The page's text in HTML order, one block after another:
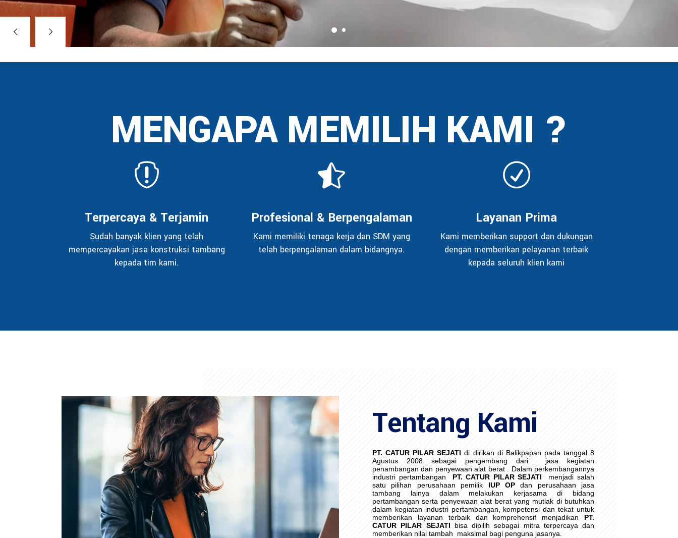
MENGAPA MEMILIH KAMI ?
Terpercaya & Terjamin
Sudah banyak klien yang telah
mempercayakan jasa konstruksi tambang
kepada tim kami.
Profesional & Berpengalaman
Kami memiliki tenaga kerja dan SDM yang
telah berpengalaman dalam bidangnya.
Layanan Prima
Kami memberikan support dan dukungan
dengan memberikan pelayanan terbaik
kepada seluruh klien kami
Tentang Kami
PT. CATUR PILAR SEJATI di dirikan di Balikpapan pada tanggal 8
Agustus 2008 sebagai pengembang dari
jasa kegiatan
penambangan dan penyewaan alat berat . Dalam perkembangannya
industri pertambangan
PT. CATUR PILAR SEJATI
menjadi salah
satu pilihan perusahaan pemilik IUP OPdan perusahaan jasa
tambang lainya dalam melakukan kerjasama di bidang
pertambangan serta penyewaan alat berat yang mutlak di butuhkan
dalam kegiatan industri pertambangan, kompetensi dan tekat untuk
memberikan layanan terbaik dan komprehensif menjadikan PT.
CATUR PILAR SEJATI bisa dipilih sebagai mitra terpercaya dan
memberikan nilai tambah
maksimal bagi penguna jasanya.